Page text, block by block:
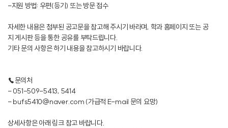
-지원 방법: 우편(등기) 또는 방문 접수
자세한 내용은 첨부된 공고문을 참고해 주시기 바라며, 학과 홈페이지 또는 공
지 게시판 등을 통한 공유를 부탁드립니다.
기타 문의 사항은 하기 내용을 참고하시기 바랍니다.
☎문의처
- 051-509-5413, 5414
- bufs5410@naver.com (가급적 E-mail 문의 요망)
상세사항은 아래 링크 참고 바랍니다.